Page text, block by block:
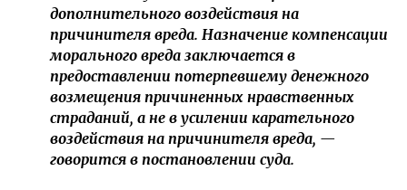
дополнительного воздействия на
причинителя вреда. Назначение компенсации
морального вреда заключается в
предоставлении потерпевшему денежного
возмещения причиненных нравственных
страданий, а не в усилении карательного
воздействия на причинителя вреда, —
говорится в постановлении суда.